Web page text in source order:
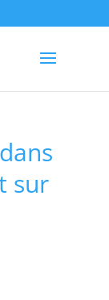
sur